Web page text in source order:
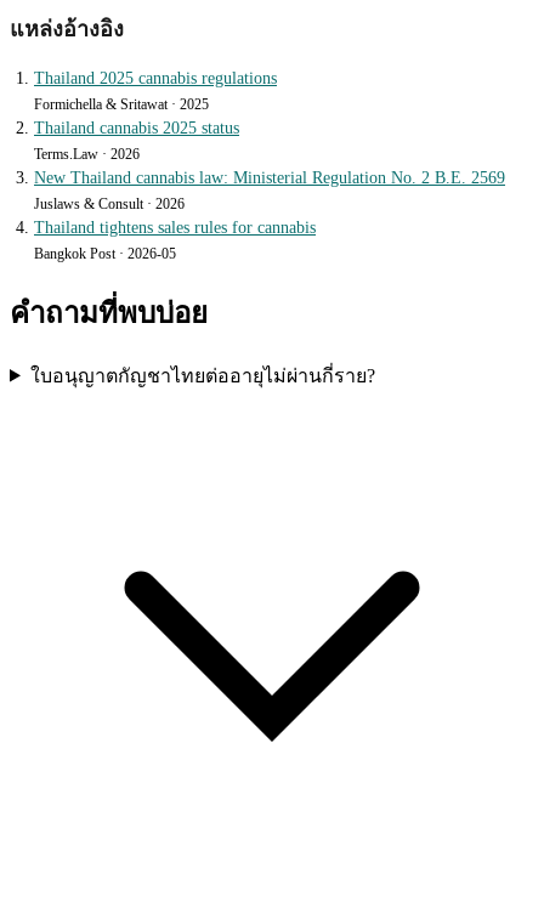
แหล่งอ้างอิง
Thailand 2025 cannabis regulations
Formichella & Sritawat · 2025
Thailand cannabis 2025 status
Terms.Law · 2026
New Thailand cannabis law: Ministerial Regulation No. 2 B.E. 2569
Juslaws & Consult · 2026
Thailand tightens sales rules for cannabis
Bangkok Post · 2026-05
คำถามที่พบบ่อย
ใบอนุญาตกัญชาไทยต่ออายุไม่ผ่านกี่ราย?